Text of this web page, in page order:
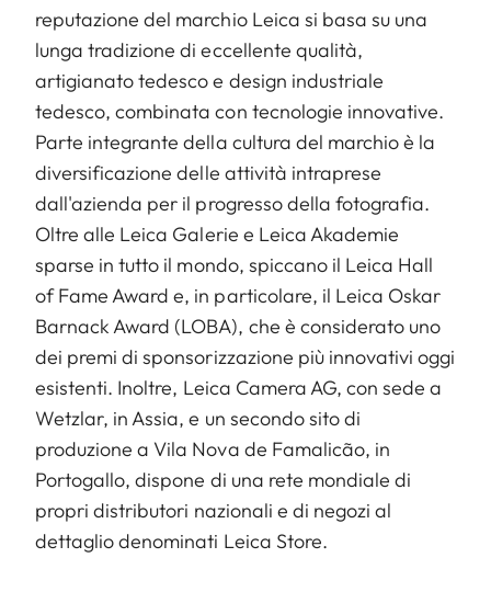
reputazione del marchio Leica si basa su una
lunga tradizione di eccellente qualità,
artigianato tedesco e design industriale
tedesco, combinata con tecnologie innovative.
Parte integrante della cultura del marchio è la
diversificazione delle attività intraprese
dall'azienda per il progresso della fotografia.
Oltre alle Leica Galerie e Leica Akademie
sparse in tutto il mondo, spiccano il Leica Hall
of Fame Award e, in particolare, il Leica Oskar
Barnack Award (LOBA), che è considerato uno
dei premi di sponsorizzazione più innovativi oggi
esistenti. Inoltre, Leica Camera AG, con sede a
Wetzlar, in Assia, e un secondo sito di
produzione a Vila Nova de Famalicão, in
Portogallo, dispone di una rete mondiale di
propri distributori nazionali e di negozi al
dettaglio denominati Leica Store.